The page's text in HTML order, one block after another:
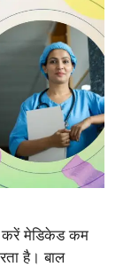
मेडिकेड कम
है। बाल